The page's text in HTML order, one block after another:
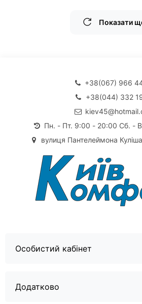
Показати
+38(067) 966
+38(044) 332
Пн. - Пт. 9:00 - 20:00 Сб. -
вулиця Пантелеймона
Особистий кабінет
Додатково